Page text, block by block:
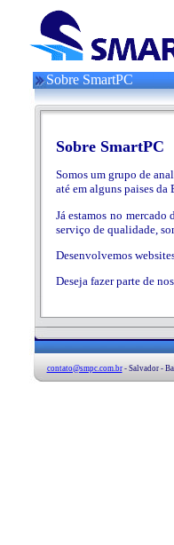
Sobre SmartPC
Sobre SmartPC
Somos um grupo de
até em alguns paises da
Já estamos no
serviço de qualidade,
Desenvolvemos
Deseja fazer parte de
contato@smpc.com.br- Salvador -